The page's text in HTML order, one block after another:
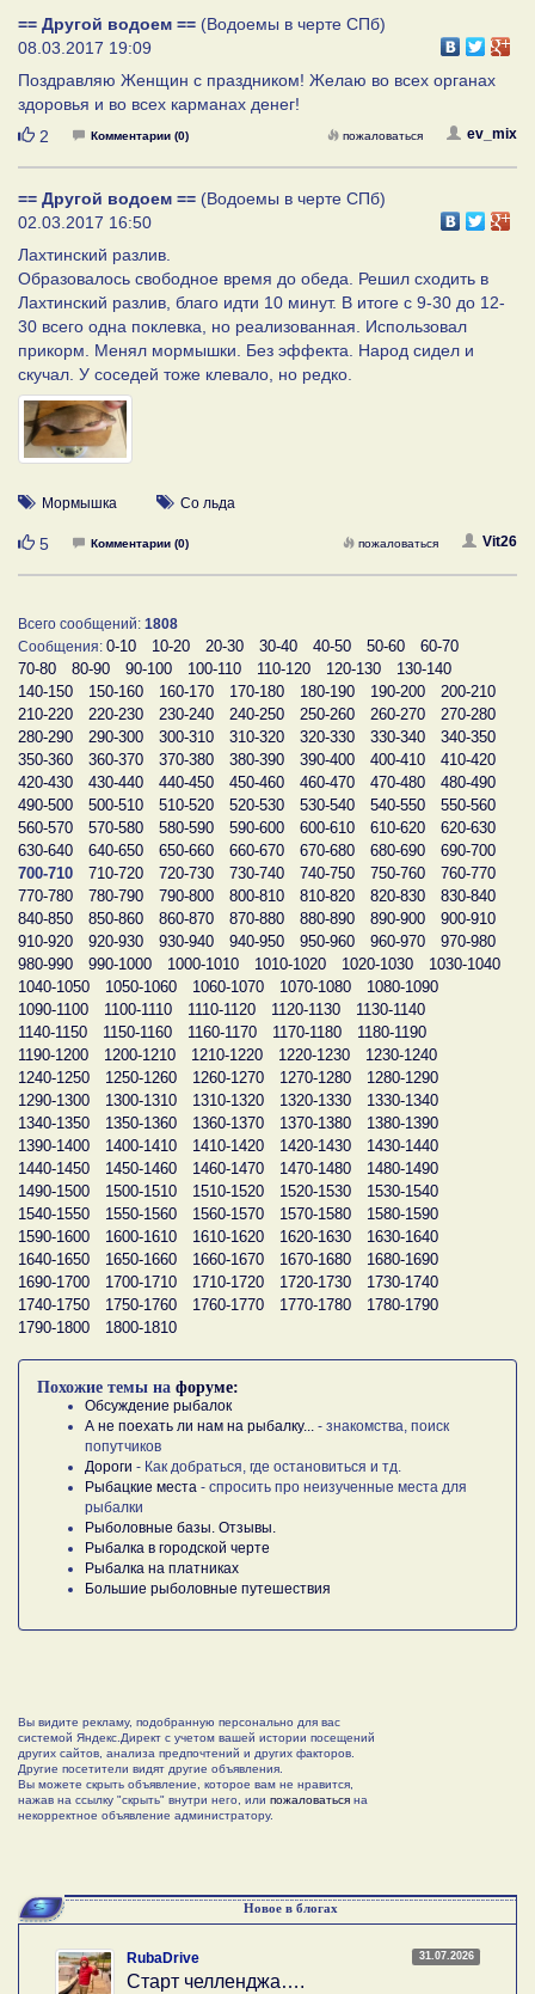
== Другой водоем == (Водоемы в черте СПб)
08.03.2017 19:09
Поздравляю Женщин с праздником! Желаю во всех органах
здоровья и во всех карманах денег!
Нравится
2 Комментарии (0) ev_mix
пожаловаться
== Другой водоем == (Водоемы в черте СПб)
02.03.2017 16:50
Лахтинский разлив.
Образовалось свободное время до обеда. Решил сходить в
Лахтинский разлив, благо идти 10 минут. В итоге с 9-30 до 12-
30 всего одна поклевка, но реализованная. Использовал
прикорм. Менял мормышки. Без эффекта. Народ сидел и
скучал. У соседей тоже клевало, но редко.
Мормышка Со льда
Нравится
5 Комментарии (0) Vit26
пожаловаться
Всего сообщений: 1808
Сообщения: 0-10 10-20 20-30 30-40 40-50 50-60
60-70
70-80
80-90 90-100 100-110 110-120 120-130
130-140
140-150
150-160 160-170 170-180 180-190 190-200
200-210
210-220
220-230 230-240 240-250 250-260 260-270
270-280
280-290
290-300 300-310 310-320 320-330 330-340
340-350
350-360
360-370 370-380 380-390 390-400 400-410
410-420
420-430
430-440 440-450 450-460 460-470 470-480
480-490
490-500
500-510 510-520 520-530 530-540 540-550
550-560
560-570
570-580 580-590 590-600 600-610 610-620
620-630
630-640
640-650 650-660 660-670 670-680 680-690
690-700
700-710
710-720 720-730 730-740 740-750 750-760
760-770
770-780
780-790 790-800 800-810 810-820 820-830
830-840
840-850
850-860 860-870 870-880 880-890 890-900
900-910
910-920
920-930 930-940 940-950 950-960 960-970
970-980
980-990
990-1000 1000-1010 1010-1020 1020-1030
1030-1040
1040-1050
1050-1060 1060-1070 1070-1080
1080-1090
1090-1100
1100-1110 1110-1120 1120-1130
1130-1140
1140-1150
1150-1160 1160-1170 1170-1180
1180-1190
1190-1200
1200-1210 1210-1220 1220-1230
1230-1240
1240-1250
1250-1260 1260-1270 1270-1280
1280-1290
1290-1300
1300-1310 1310-1320 1320-1330
1330-1340
1340-1350
1350-1360 1360-1370 1370-1380
1380-1390
1390-1400
1400-1410 1410-1420 1420-1430
1430-1440
1440-1450
1450-1460 1460-1470 1470-1480
1480-1490
1490-1500
1500-1510 1510-1520 1520-1530
1530-1540
1540-1550
1550-1560 1560-1570 1570-1580
1580-1590
1590-1600
1600-1610 1610-1620 1620-1630
1630-1640
1640-1650
1650-1660 1660-1670 1670-1680
1680-1690
1690-1700
1700-1710 1710-1720 1720-1730
1730-1740
1740-1750
1750-1760 1760-1770 1770-1780
1780-1790
1790-1800
1800-1810
Похожие темы на форуме:
Обсуждение рыбалок
А не поехать ли нам на рыбалку... - знакомства, поиск
попутчиков
Дороги - Как добраться, где остановиться и тд.
Рыбацкие места - спросить про неизученные места для
рыбалки
Рыболовные базы. Отзывы.
Рыбалка в городской черте
Рыбалка на платниках
Большие рыболовные путешествия
Вы видите рекламу, подобранную персонально для вас
системой Яндекс.Директ с учетом вашей истории посещений
других сайтов, анализа предпочтений и других факторов.
Другие посетители видят другие объявления.
Вы можете скрыть объявление, которое вам не нравится,
нажав на ссылку "скрыть" внутри него, или пожаловаться на
некорректное объявление администратору.
Новое в блогах
31.07.2026
RubaDrive
Старт челленджа….